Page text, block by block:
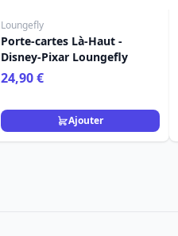
Loungefly
Porte-cartes Là-Haut -
Disney-Pixar Loungefly
24,90 €
Ajouter